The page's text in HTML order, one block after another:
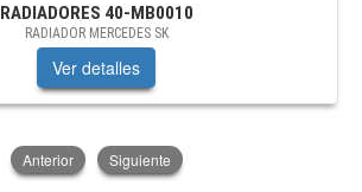
RADIADORES 40-MB0010
RADIADOR MERCEDES SK
Ver detalles
Anterior Siguiente